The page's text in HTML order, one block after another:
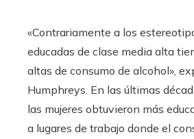
«Contrariamente a los
educadas de clase media alta
altas de consumo de alcohol»,
Humphreys. En las últimas
las mujeres obtuvieron más
a lugares de trabajo donde el